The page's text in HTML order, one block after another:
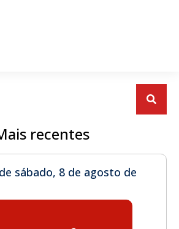
recentes
sábado, 8 de agosto de